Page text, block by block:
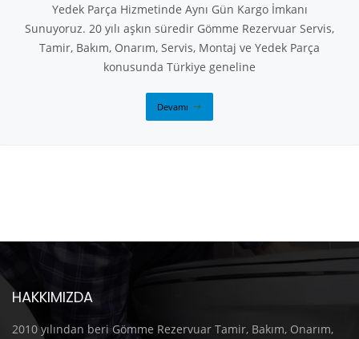
Yedek Parça Hizmetinde Aynı Gün Kargo İmkanı
Sunuyoruz. 20 yılı aşkın süredir Gömme Rezervuar Servis,
Tamir, Bakım, Onarım, Servis, Montaj ve Yedek Parça
konusunda Türkiye geneline
Devamı
HAKKIMIZDA
2010 yılından beri Gömme Rezervuar Tamir, Bakım, Onarım,